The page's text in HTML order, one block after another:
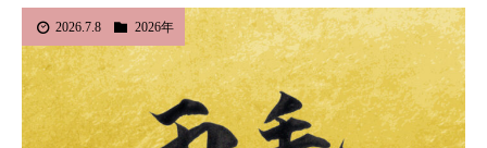
2026.7.8 2026年